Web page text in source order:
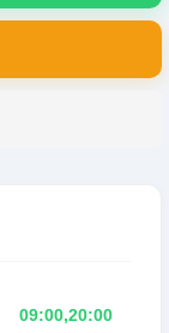
09:00,20:00